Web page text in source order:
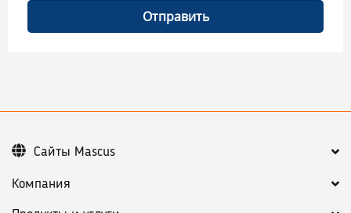
Отправить
Компания
Сайты Mascus